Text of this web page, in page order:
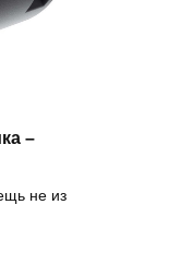
–
не из